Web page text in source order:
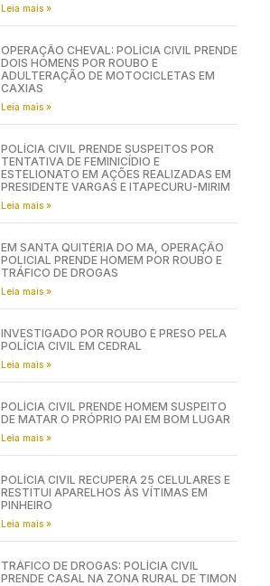
Leia mais »
OPERAÇÃO CHEVAL: POLÍCIA CIVIL PRENDE
DOIS HOMENS POR ROUBO E
ADULTERAÇÃO DE MOTOCICLETAS EM
CAXIAS
Leia mais »
POLÍCIA CIVIL PRENDE SUSPEITOS POR
TENTATIVA DE FEMINICÍDIO E
ESTELIONATO EM AÇÕES REALIZADAS EM
PRESIDENTE VARGAS E ITAPECURU-MIRIM
Leia mais »
EM SANTA QUITÉRIA DO MA, OPERAÇÃO
POLICIAL PRENDE HOMEM POR ROUBO E
TRÁFICO DE DROGAS
Leia mais »
INVESTIGADO POR ROUBO É PRESO PELA
POLÍCIA CIVIL EM CEDRAL
Leia mais »
POLÍCIA CIVIL PRENDE HOMEM SUSPEITO
DE MATAR O PRÓPRIO PAI EM BOM LUGAR
Leia mais »
POLÍCIA CIVIL RECUPERA 25 CELULARES E
RESTITUI APARELHOS ÀS VÍTIMAS EM
PINHEIRO
Leia mais »
TRÁFICO DE DROGAS: POLÍCIA CIVIL
PRENDE CASAL NA ZONA RURAL DE TIMON